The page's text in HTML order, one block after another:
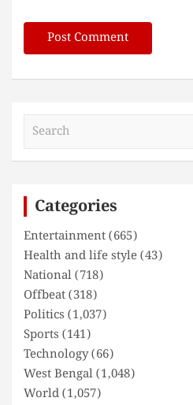
Categories
Entertainment(665)
Health and life style(43)
National(718)
Offbeat(318)
Politics (1,037)
Sports (141)
Technology(66)
West Bengal(1,048)
World(1,057)